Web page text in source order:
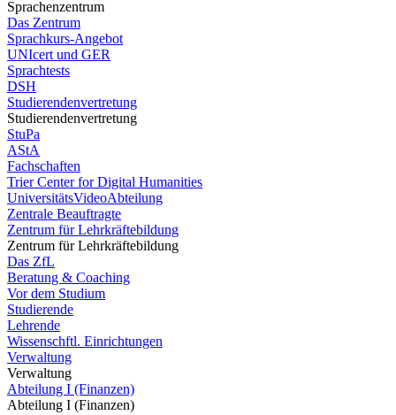
Sprachenzentrum
Das Zentrum
Sprachkurs-Angebot
UNIcert und GER
Sprachtests
DSH
Studierendenvertretung
Studierendenvertretung
StuPa
AStA
Fachschaften
Trier Center for Digital Humanities
UniversitätsVideoAbteilung
Zentrale Beauftragte
Zentrum für Lehrkräftebildung
Zentrum für Lehrkräftebildung
Das ZfL
Beratung & Coaching
Vor dem Studium
Studierende
Lehrende
Wissenschftl. Einrichtungen
Verwaltung
Verwaltung
Abteilung I (Finanzen)
Abteilung I (Finanzen)